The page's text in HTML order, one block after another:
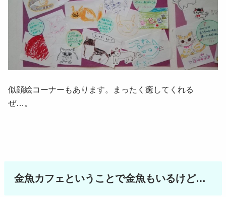
似顔絵コーナーもあります。まったく癒してくれる
ぜ…。
金魚カフェということで金魚もいるけど…